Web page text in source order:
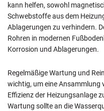
kann helfen, sowohl
Schwebstoffe aus dem
Ablagerungen zu verhindern.
Rohren in modernen
Korrosion und Ablagerungen.
Regelmäßige Wartung und
wichtig, um eine Ansammlung
Effizienz der Heizungsanlage
Wartung sollte an die